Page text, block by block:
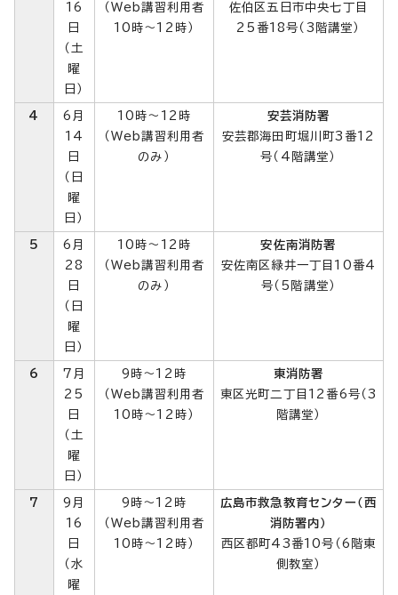
16
日
（土
曜
日）
（Web講習利用者
10時～12時）
佐伯区五日市中央七丁目
25番18号（3階講堂）
4
6月
14
日
（日
曜
日）
10時～12時
（Web講習利用者
のみ）
安芸消防署
安芸郡海田町堀川町3番12
号（4階講堂）
5
6月
28
日
（日
曜
日）
10時～12時
（Web講習利用者
のみ）
安佐南消防署
安佐南区緑井一丁目10番4
号（5階講堂）
6
7月
25
日
（土
曜
日）
9時～12時
（Web講習利用者
10時～12時）
東消防署
東区光町二丁目12番6号（3
階講堂）
7
9月
16
日
（水
曜
9時～12時
（Web講習利用者
10時～12時）
広島市救急教育センター（西
消防署内）
西区都町43番10号（6階東
側教室）